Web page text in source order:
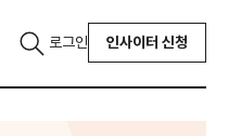
로그인 인사이터 신청